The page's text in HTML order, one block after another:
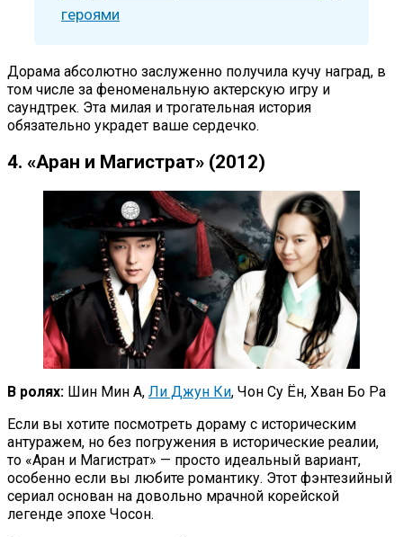
героями
Дорама абсолютно заслуженно получила кучу наград, в
том числе за феноменальную актерскую игру и
саундтрек. Эта милая и трогательная история
обязательно украдет ваше сердечко.
4. «Аран и Магистрат» (2012)
В ролях: Шин Мин А, Ли Джун Ки, Чон Су Ён, Хван Бо Ра
Если вы хотите посмотреть дораму с историческим
антуражем, но без погружения в исторические реалии,
то «Аран и Магистрат» — просто идеальный вариант,
особенно если вы любите романтику. Этот фэнтезийный
сериал основан на довольно мрачной корейской
легенде эпохе Чосон.